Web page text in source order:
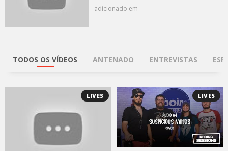
adicionado em
TODOS OS VÍDEOS ANTENADO ENTREVISTAS
LIVES LIVES